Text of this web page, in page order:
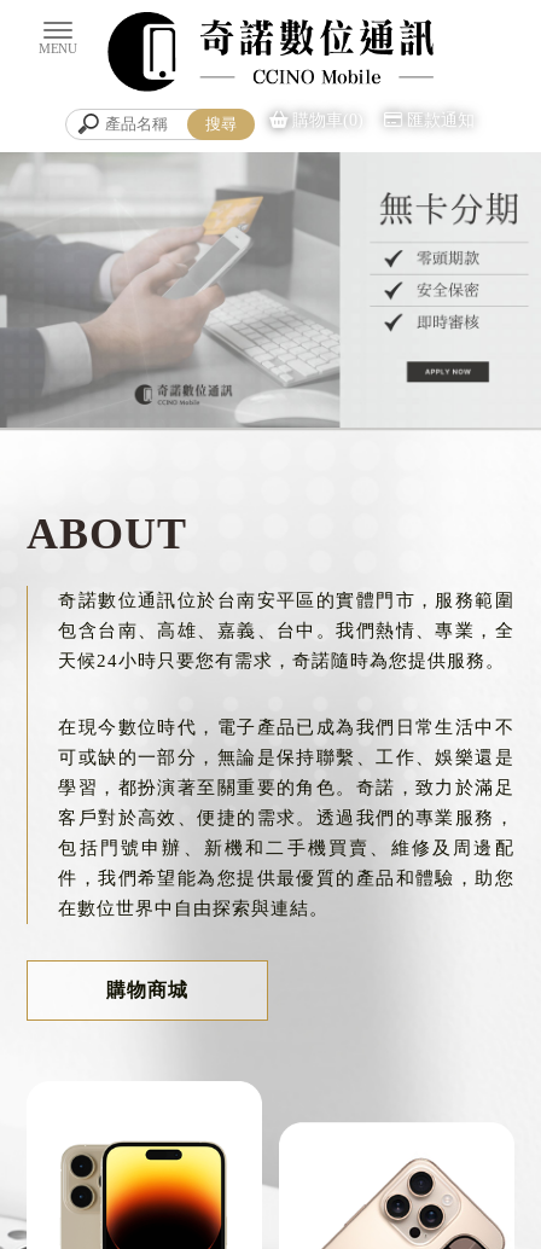
購物車(0) 匯款通知
安平區手機買賣
台南門號申辦
ABOUT
奇諾數位通訊位於台南安平區的實體門市，服務範圍
包含台南、高雄、嘉義、台中。我們熱情、專業，全
天候24小時只要您有需求，奇諾隨時為您提供服務。
在現今數位時代，電子產品已成為我們日常生活中不
可或缺的一部分，無論是保持聯繫、工作、娛樂還是
學習，都扮演著至關重要的角色。奇諾，致力於滿足
客戶對於高效、便捷的需求。透過我們的專業服務，
包括門號申辦、新機和二手機買賣、維修及周邊配
件，我們希望能為您提供最優質的產品和體驗，助您
在數位世界中自由探索與連結。
購物商城